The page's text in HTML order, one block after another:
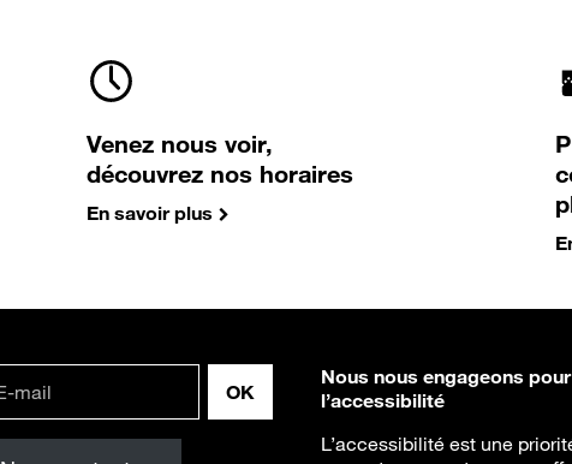
Venez nous voir,
découvrez nos horaires
En savoir plus
Nous nous engageons pour
l’accessibilité
L’accessibilité est une